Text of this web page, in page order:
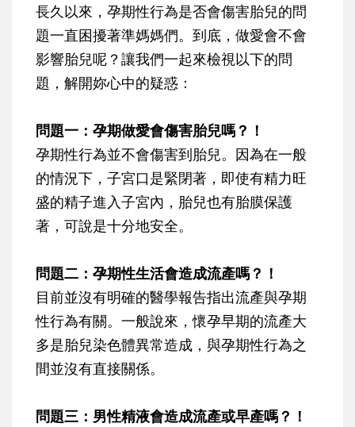
長久以來，孕期性行為是否會傷害胎兒的問
題一直困擾著準媽媽們。到底，做愛會不會
影響胎兒呢？讓我們一起來檢視以下的問
題，解開妳心中的疑惑：
問題一：孕期做愛會傷害胎兒嗎？！
孕期性行為並不會傷害到胎兒。因為在一般
的情況下，子宮口是緊閉著，即使有精力旺
盛的精子進入子宮內，胎兒也有胎膜保護
著，可說是十分地安全。
問題二：孕期性生活會造成流產嗎？！
目前並沒有明確的醫學報告指出流產與孕期
性行為有關。一般說來，懷孕早期的流產大
多是胎兒染色體異常造成，與孕期性行為之
間並沒有直接關係。
問題三：男性精液會造成流產或早產嗎？！